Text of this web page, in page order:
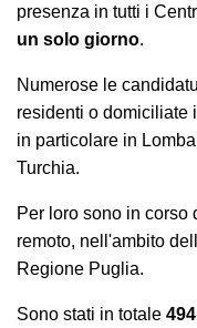
presenza in tutti i
un solo giorno.
Numerose le
residenti o domiciliate
in particolare in
Turchia.
Per loro sono in
remoto, nell'ambito
Regione Puglia.
Sono stati in totale